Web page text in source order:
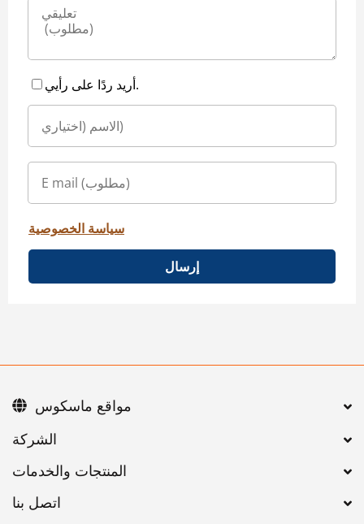
أريد ردًا على رأيي.
سياسة الخصوصية
إرسال
اتصل بنا
مواقع ماسكوس